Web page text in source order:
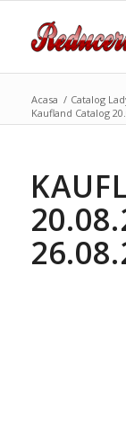
Acasa / Catalog
Kaufland Catalog